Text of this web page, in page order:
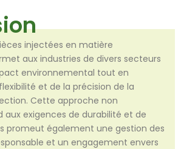
injectées en matière
aux industries de divers secteurs
environnemental tout en
et de la précision de la
Cette approche non
aux exigences de durabilité et de
promeut également une gestion des
et un engagement envers